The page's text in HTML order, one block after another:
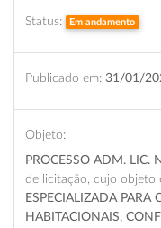
Status: Em andamento
Publicado em: 31/01/
Objeto:
PROCESSO ADM.
de licitação, cujo objeto
ESPECIALIZADA PARA
HABITACIONAIS,